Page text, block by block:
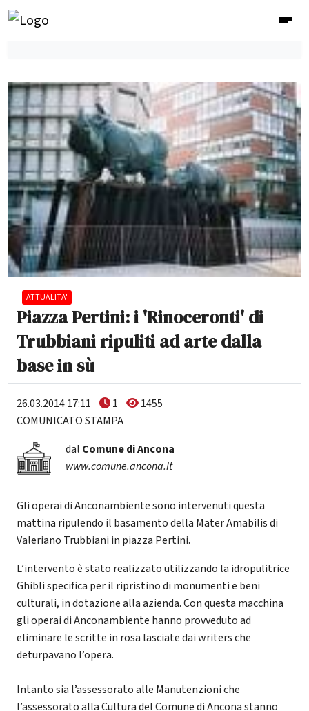
ATTUALITA'
Piazza Pertini: i 'Rinoceronti' di
Trubbiani ripuliti ad arte dalla
base in sù
26.03.2014 17:11 1
1455
COMUNICATO STAMPA
dal Comune di Ancona
www.comune.ancona.it
Gli operai di Anconambiente sono intervenuti questa
mattina ripulendo il basamento della Mater Amabilis di
Valeriano Trubbiani in piazza Pertini.
L’intervento è stato realizzato utilizzando la idropulitrice
Ghibli specifica per il ripristino di monumenti e beni
culturali, in dotazione alla azienda. Con questa macchina
gli operai di Anconambiente hanno provveduto ad
eliminare le scritte in rosa lasciate dai writers che
deturpavano l’opera.
Intanto sia l’assessorato alle Manutenzioni che
l’assessorato alla Cultura del Comune di Ancona stanno